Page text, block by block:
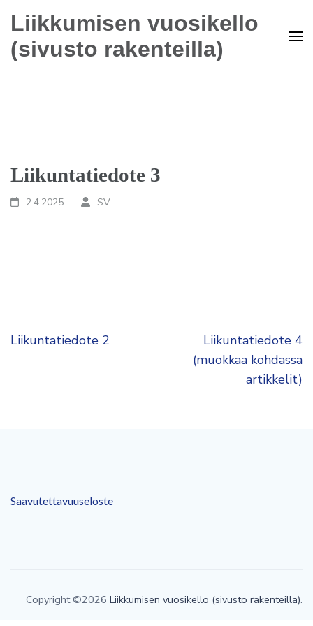
Liikkumisen vuosikello
(sivusto rakenteilla)
Liikuntatiedote 3
2.4.2025 SV
Artikkelien
Liikuntatiedote 2
Liikuntatiedote 4
(muokkaa kohdassa
artikkelit)
Saavutettavuuseloste
Copyright ©2026 Liikkumisen vuosikello (sivusto rakenteilla).